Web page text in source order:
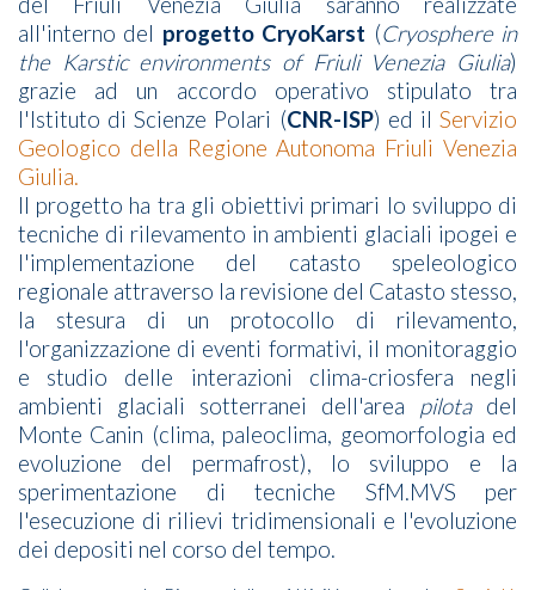
all'interno del progetto CryoKarst (Cryosphere in
the Karstic environments of Friuli Venezia Giulia)
grazie ad un accordo operativo stipulato tra
l'Istituto di Scienze Polari (CNR-ISP) ed ilServizio
Geologico della Regione Autonoma Friuli Venezia
Giulia.
Il progetto ha tra gli obiettivi primari lo sviluppo di
tecniche di rilevamento in ambienti glaciali ipogei e
l'implementazione del catasto speleologico
regionale attraverso la revisione del Catasto stesso,
la stesura di un protocollo di rilevamento,
l'organizzazione di eventi formativi, il monitoraggio
e studio delle interazioni clima-criosfera negli
ambienti glaciali sotterranei dell'area pilotadel
Monte Canin (clima, paleoclima, geomorfologia ed
evoluzione del permafrost), lo sviluppo e la
sperimentazione di tecniche SfM.MVS per
l'esecuzione di rilievi tridimensionali e l'evoluzione
dei depositi nel corso del tempo.